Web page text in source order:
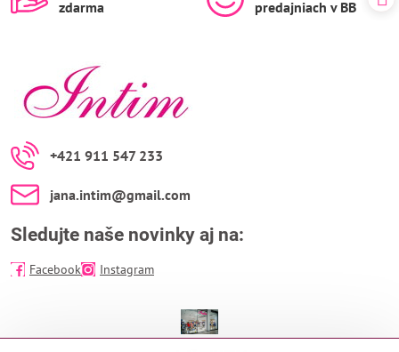
zdarma
predajniach v BB
+421 911 547 233
jana​.intim​@gmail​.com
Sledujte naše novinky aj na:
Facebook Instagram